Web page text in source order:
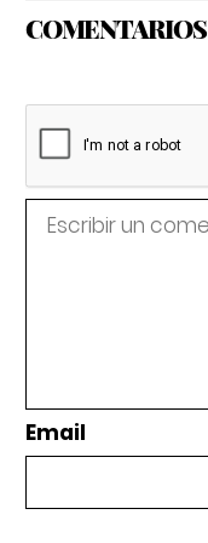
COMENTARIOS
Email